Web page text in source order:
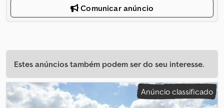
Comunicar anúncio
Estes anúncios também podem ser do seu interesse.
Anúncio classificado